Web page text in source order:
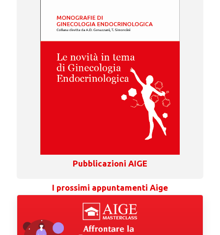
Pubblicazioni AIGE
I prossimi appuntamenti Aige